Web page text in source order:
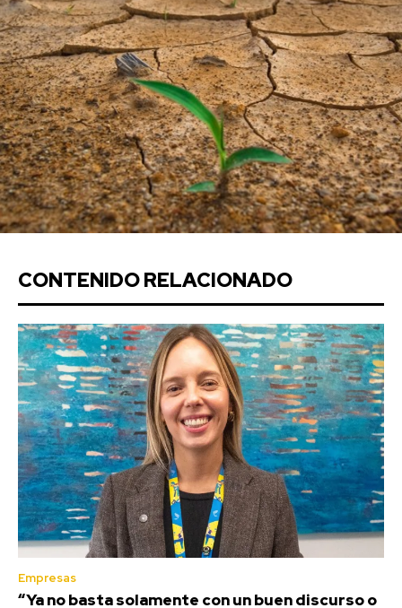
CONTENIDO RELACIONADO
Empresas
“Ya no basta solamente con un buen discurso o